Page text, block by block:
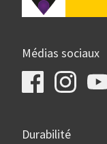
Médias sociaux
Durabilité